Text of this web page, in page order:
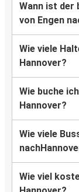
Wann ist der
von Engen
Wie viele
Hannover?
Wie buche
Hannover?
Wie viele
Wie viel